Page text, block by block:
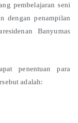
pembelajaran seni
dengan penampilan
Banyumas
penentuan para
adalah: